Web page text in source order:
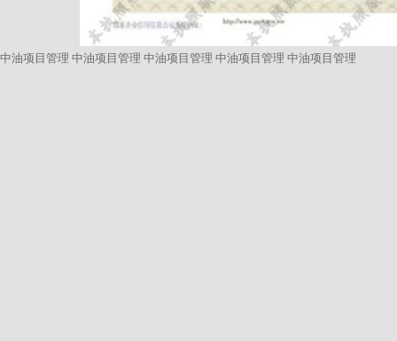
中油项目管理 中油项目管理 中油项目管理 中油项目管理 中油项目管理